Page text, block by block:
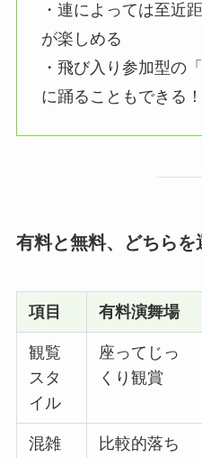
・連によっては至近
が楽しめる
・飛び入り参加型の
に踊ることもできる！
有料と無料、どちらを
項目 有料演舞場
観覧
スタ
イル
座ってじっ
くり観賞
混雑
比較的落ち